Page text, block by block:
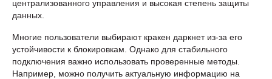
централизованного управления и высокая степень защиты
данных.
Многие пользователи выбирают кракен даркнет из-за его
устойчивости к блокировкам. Однако для стабильного
подключения важно использовать проверенные методы.
Например, можно получить актуальную информацию на